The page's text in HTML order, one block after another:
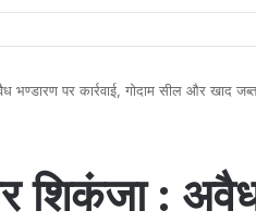
भण्डारण पर कार्रवाई, गोदाम सील और खाद
शिकंजा :